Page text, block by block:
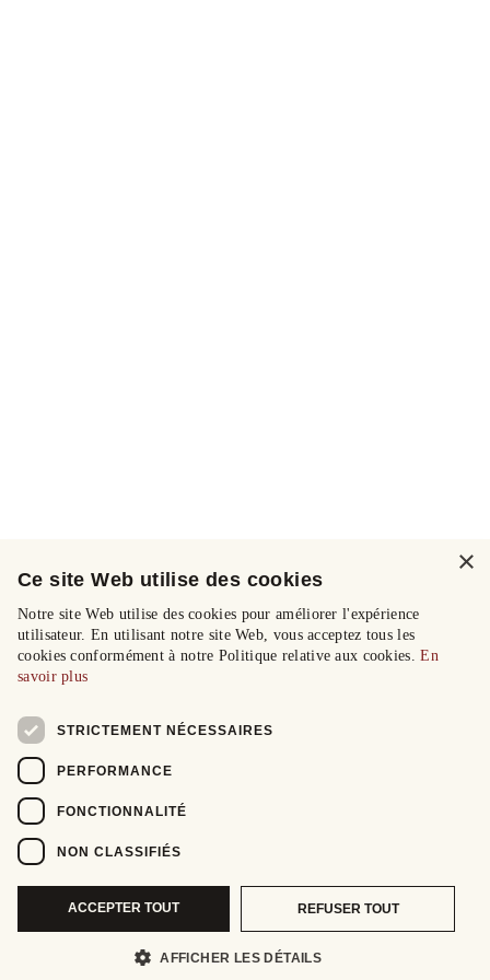
×
Ce site Web utilise des cookies
Notre site Web utilise des cookies pour améliorer l'expérience
utilisateur. En utilisant notre site Web, vous acceptez tous les
cookies conformément à notre Politique relative aux cookies.En
savoir plus
STRICTEMENT NÉCESSAIRES
PERFORMANCE
FONCTIONNALITÉ
NON CLASSIFIÉS
ACCEPTER TOUT REFUSER TOUT
AFFICHER LES DÉTAILS